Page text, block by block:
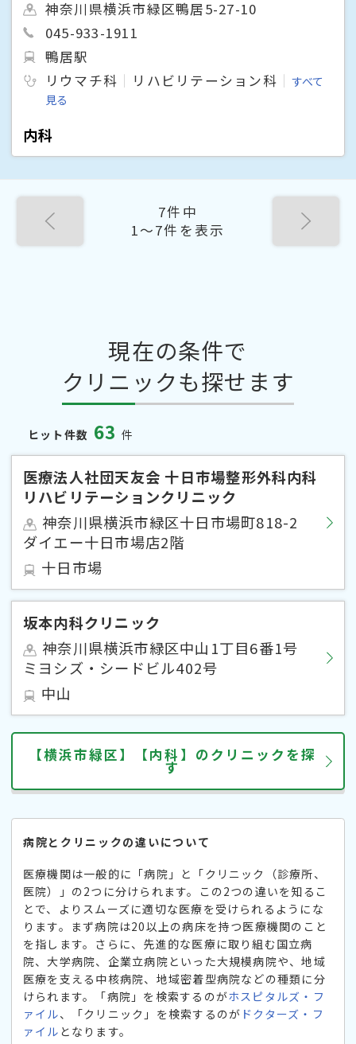
神奈川県横浜市緑区鴨居5-27-10
045-933-1911
鴨居駅
リウマチ科
リハビリテーション科
すべて
見る
内科
7件中
1〜7件を表示
現在の条件で
クリニックも探せます
ヒット件数 63 件
医療法人社団天友会 十日市場整形外科内科
リハビリテーションクリニック
神奈川県横浜市緑区十日市場町818-2
ダイエー十日市場店2階
十日市場
坂本内科クリニック
神奈川県横浜市緑区中山1丁目6番1号
ミヨシズ・シードビル402号
中山
【横浜市緑区】【内科】のクリニックを探
す
病院とクリニックの違いについて
医療機関は一般的に「病院」と「クリニック（診療所、
医院）」の2つに分けられます。この2つの違いを知るこ
とで、よりスムーズに適切な医療を受けられるようにな
ります。まず病院は20以上の病床を持つ医療機関のこと
を指します。さらに、先進的な医療に取り組む国立病
院、大学病院、企業立病院といった大規模病院や、地域
医療を支える中核病院、地域密着型病院などの種類に分
けられます。「病院」を検索するのがホスピタルズ・フ
ァイル、「クリニック」を検索するのが ドクターズ・フ
ァイル となります。